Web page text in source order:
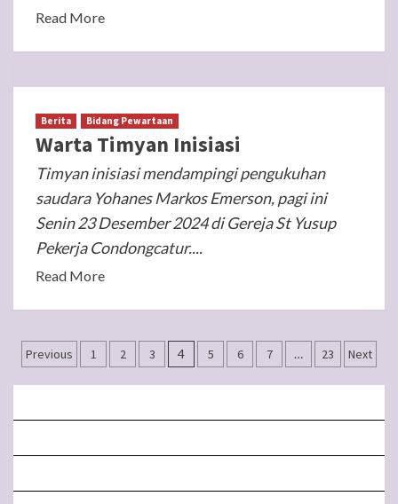
Read More
Berita Bidang Pewartaan
Warta Timyan Inisiasi
Timyan inisiasi mendampingi pengukuhan
saudara Yohanes Markos Emerson, pagi ini
Senin 23 Desember 2024 di Gereja St Yusup
Pekerja Condongcatur....
Read More
Posts
navigation
Previous 1 2 3 4 5 6 7 … 23 Next